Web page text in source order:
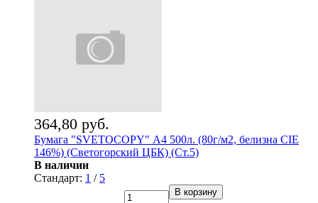
364,80 руб.
Бумага "SVETOCOPY" А4 500л. (80г/м2, белизна CIE
146%) (Светогорский ЦБК) (Ст.5)
В наличии
Стандарт: 1 / 5
В корзину